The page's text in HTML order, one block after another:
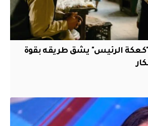
"كعكة الرئيس" يشق طريقه بقوة